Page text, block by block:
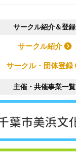
サークル紹介＆登録
サークル紹介
サークル・団体登録
主催・共催事業一覧